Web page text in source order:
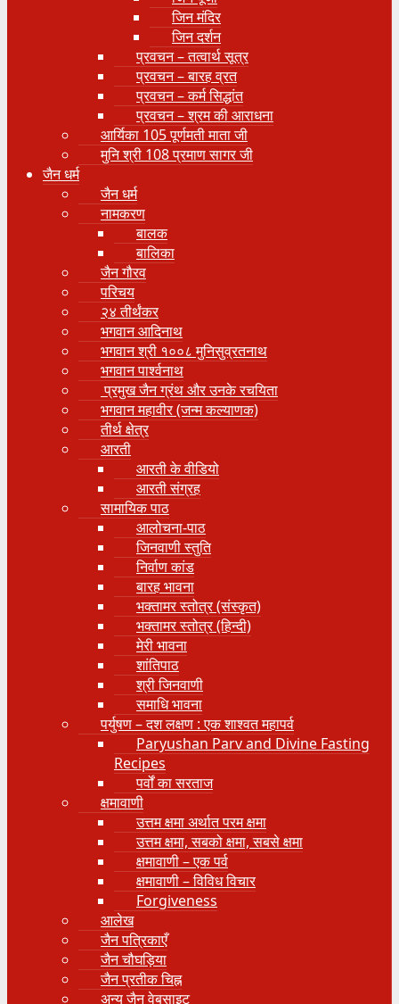
जिन मंदिर
जिन दर्शन
प्रवचन – तत्वार्थ सूत्र
प्रवचन – बारह व्रत
प्रवचन – कर्म सिद्धांत
प्रवचन – श्रम की आराधना
आर्यिका 105 पूर्णमती माता जी
मुनि श्री 108 प्रमाण सागर जी
जैन धर्म
जैन धर्म
नामकरण
बालक
बालिका
जैन गौरव
परिचय
२४ तीर्थंकर
भगवान आदिनाथ
भगवान श्री १००८ मुनिसुव्रतनाथ
भगवान पार्श्वनाथ
प्रमुख जैन ग्रंथ और उनके रचयिता
भगवान महावीर (जन्म कल्याणक)
तीर्थ क्षेत्र
आरती
आरती के वीडियो
आरती संग्रह
सामायिक पाठ
आलोचना-पाठ
जिनवाणी स्तुति
निर्वाण कांड
बारह भावना
भक्तामर स्तोत्र (संस्कृत)
भक्तामर स्तोत्र (हिन्दी)
मेरी भावना
शांतिपाठ
श्री जिनवाणी
समाधि भावना
पर्युषण – दश लक्षण : एक शाश्वत महापर्व
Paryushan Parv and Divine Fasting
Recipes
पर्वों का सरताज
क्षमावाणी
उत्तम क्षमा अर्थात परम क्षमा
उत्तम क्षमा, सबको क्षमा, सबसे क्षमा
क्षमावाणी – एक पर्व
क्षमावाणी – विविध विचार
Forgiveness
आलेख
जैन पत्रिकाएँ
जैन चौघड़िया
जैन प्रतीक चिह्न
अन्य जैन वेबसाइट